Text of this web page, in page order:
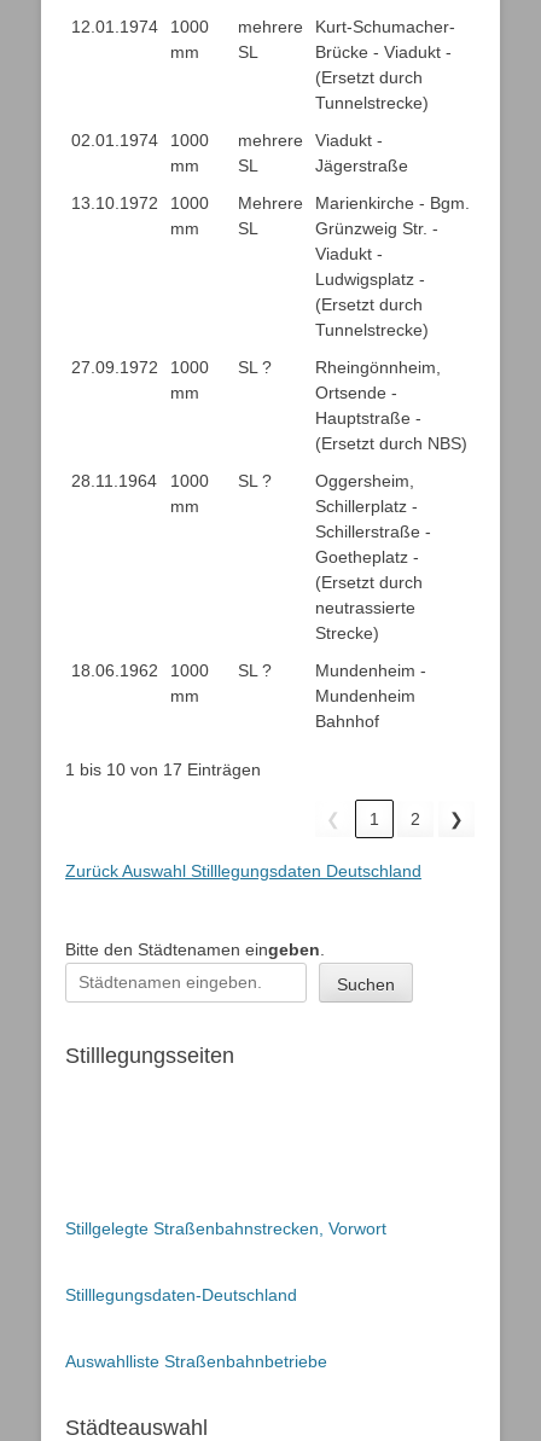
12.01.1974
1000
mm
mehrere
SL
Kurt-Schumacher-
Brücke - Viadukt -
(Ersetzt durch
Tunnelstrecke)
02.01.1974
1000
mm
mehrere
SL
Viadukt -
Jägerstraße
13.10.1972
1000
mm
Mehrere
SL
Marienkirche - Bgm.
Grünzweig Str. -
Viadukt -
Ludwigsplatz -
(Ersetzt durch
Tunnelstrecke)
27.09.1972
1000
mm
SL ?
Rheingönnheim,
Ortsende -
Hauptstraße -
(Ersetzt durch NBS)
28.11.1964
1000
mm
SL ?
Oggersheim,
Schillerplatz -
Schillerstraße -
Goetheplatz -
(Ersetzt durch
neutrassierte
Strecke)
18.06.1962
1000
mm
SL ?
Mundenheim -
Mundenheim
Bahnhof
1 bis 10 von 17 Einträgen
❮ 1 2 ❯
Zurück Auswahl Stilllegungsdaten Deutschland
Bitte den Städtenamen eingeben
Suchen
Stilllegungsseiten
Stillgelegte Straßenbahnstrecken, Vorwort
Stilllegungsdaten-Deutschland
Auswahlliste Straßenbahnbetriebe
Städteauswahl